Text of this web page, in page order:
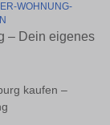
WOHNUNG-
– Dein eigenes
kaufen –